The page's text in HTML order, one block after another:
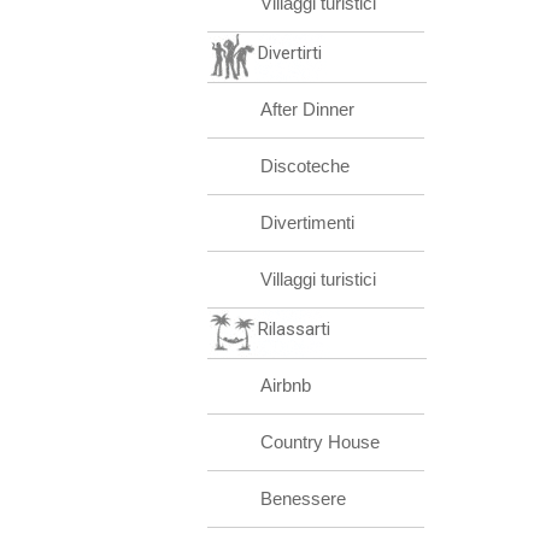
Divertirti
After Dinner
Discoteche
Divertimenti
Villaggi turistici
Rilassarti
Airbnb
Country House
Benessere